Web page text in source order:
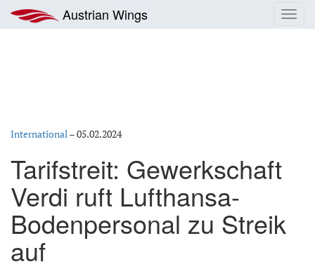
Inhalt
springen
Austrian Wings
International–05.02.2024
Tarifstreit: Gewerkschaft
Verdi ruft Lufthansa-
Bodenpersonal zu Streik
auf